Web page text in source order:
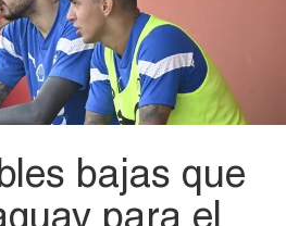
bajas que
para el